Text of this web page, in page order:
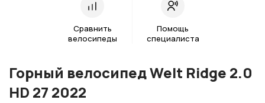
Сравнить
велосипеды
Помощь
специалиста
Горный велосипед Welt Ridge 2.0
HD 27 2022